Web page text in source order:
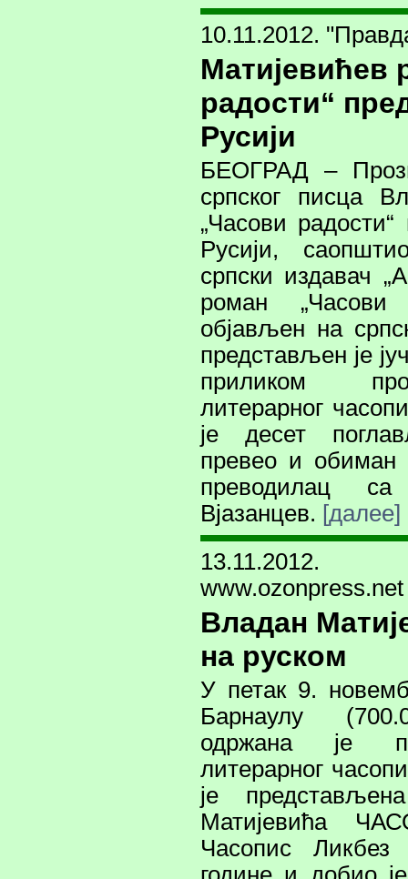
10.11.2012.
Матијевићев
радости“
Русији
БЕОГРАД –
српског писца
„Часови
Русији,
српски издавач
роман „Часови
објављен на
представљен је
приликом
литерарног
је десет
превео и обиман
преводилац
Вјазанцев. [далее]
13.11.2012.
www.ozonpress.net
Владан
на руском
У петак 9.
Барнаулу
одржана је
литерарног
је
Матијевића
Часопис Ликбез